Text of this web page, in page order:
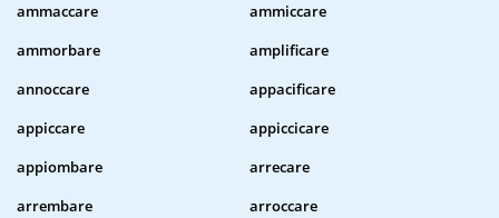
ammaccare
ammiccare
ammorbare
amplificare
annoccare
appacificare
appiccare
appiccicare
appiombare
arrecare
arrembare
arroccare